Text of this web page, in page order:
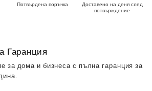
Потвърдена поръчка
Доставено на деня след
потвърждение
Гаранция
за дома и бизнеса с пълна гаранция за